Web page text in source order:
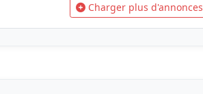
Charger plus d'annonces